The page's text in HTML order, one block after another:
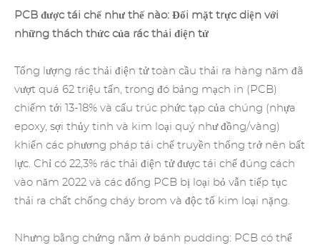
PCB được tái chế như thế nào: Đối mặt trực diện với
những thách thức của rác thải điện tử
Tổng lượng rác thải điện tử toàn cầu thải ra hàng năm đã
vượt quá 62 triệu tấn, trong đó bảng mạch in (PCB)
chiếm tới 13-18% và cấu trúc phức tạp của chúng (nhựa
epoxy, sợi thủy tinh và kim loại quý như đồng/vàng)
khiến các phương pháp tái chế truyền thống trở nên bất
lực. Chỉ có 22,3% rác thải điện tử được tái chế đúng cách
vào năm 2022 và các đống PCB bị loại bỏ vẫn tiếp tục
thải ra chất chống cháy brom và độc tố kim loại nặng.
Nhưng bằng chứng nằm ở bánh pudding: PCB có thể